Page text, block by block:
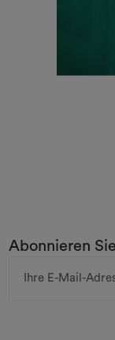
Abonnieren
Mail-